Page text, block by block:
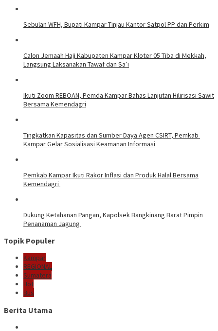
Sebulan WFH, Bupati Kampar Tinjau Kantor Satpol PP dan Perkim
Calon Jemaah Haji Kabupaten Kampar Kloter 05 Tiba di Mekkah,
Langsung Laksanakan Tawaf dan Sa’i
Ikuti Zoom REBOAN, Pemda Kampar Bahas Lanjutan Hilirisasi Sawit
Bersama Kemendagri
Tingkatkan Kapasitas dan Sumber Daya Agen CSIRT, Pemkab
Kampar Gelar Sosialisasi Keamanan Informasi
Pemkab Kampar Ikuti Rakor Inflasi dan Produk Halal Bersama
Kemendagri
Dukung Ketahanan Pangan, Kapolsek Bangkinang Barat Pimpin
Penanaman Jagung
Topik Populer
Kampar
REGIONAL
Sumatera
Hot
Bus
Berita Utama